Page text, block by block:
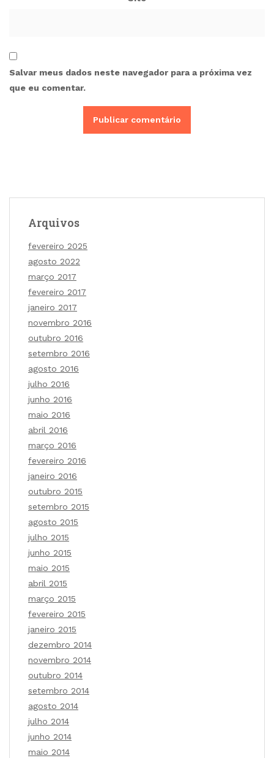
Salvar meus dados neste navegador para a próxima vez
que eu comentar.
Arquivos
fevereiro 2025
agosto 2022
março 2017
fevereiro 2017
janeiro 2017
novembro 2016
outubro 2016
setembro 2016
agosto 2016
julho 2016
junho 2016
maio 2016
abril 2016
março 2016
fevereiro 2016
janeiro 2016
outubro 2015
setembro 2015
agosto 2015
julho 2015
junho 2015
maio 2015
abril 2015
março 2015
fevereiro 2015
janeiro 2015
dezembro 2014
novembro 2014
outubro 2014
setembro 2014
agosto 2014
julho 2014
junho 2014
maio 2014